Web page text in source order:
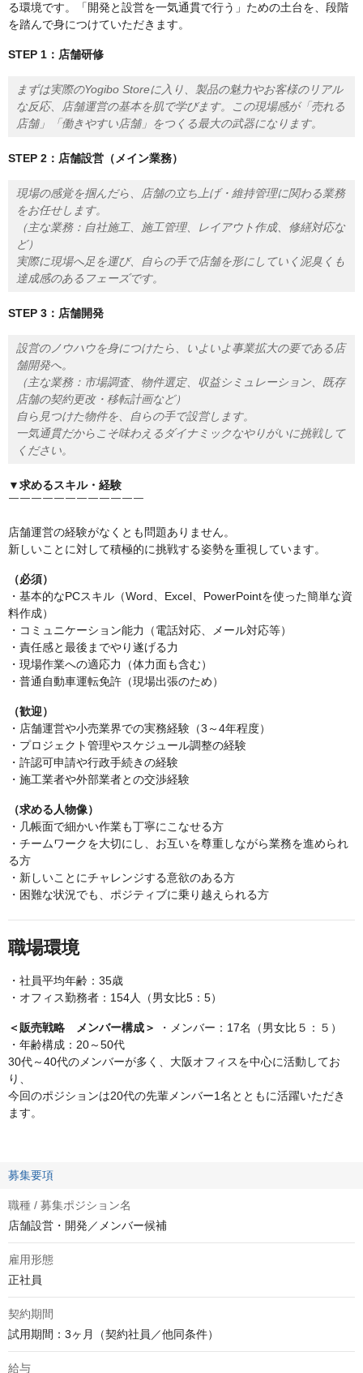
る環境です。「開発と設営を一気通貫で行う」ための土台を、段階
を踏んで身につけていただきます。
STEP 1：店舗研修
まずは実際のYogibo Storeに入り、製品の魅力やお客様のリアル
な反応、店舗運営の基本を肌で学びます。この現場感が「売れる
店舗」「働きやすい店舗」をつくる最大の武器になります。
STEP 2：店舗設営（メイン業務）
現場の感覚を掴んだら、店舗の立ち上げ・維持管理に関わる業務
をお任せします。
（主な業務：自社施工、施工管理、レイアウト作成、修繕対応な
ど）
実際に現場へ足を運び、自らの手で店舗を形にしていく泥臭くも
達成感のあるフェーズです。
STEP 3：店舗開発
設営のノウハウを身につけたら、いよいよ事業拡大の要である店
舗開発へ。
（主な業務：市場調査、物件選定、収益シミュレーション、既存
店舗の契約更改・移転計画など）
自ら見つけた物件を、自らの手で設営します。
一気通貫だからこそ味わえるダイナミックなやりがいに挑戦して
ください。
▼求めるスキル・経験
￣￣￣￣￣￣￣￣￣￣￣￣
店舗運営の経験がなくとも問題ありません。
新しいことに対して積極的に挑戦する姿勢を重視しています。
（必須）
・基本的なPCスキル（Word、Excel、PowerPointを使った簡単な資
料作成）
・コミュニケーション能力（電話対応、メール対応等）
・責任感と最後までやり遂げる力
・現場作業への適応力（体力面も含む）
・普通自動車運転免許（現場出張のため）
（歓迎）
・店舗運営や小売業界での実務経験（3～4年程度）
・プロジェクト管理やスケジュール調整の経験
・許認可申請や行政手続きの経験
・施工業者や外部業者との交渉経験
（求める人物像）
・几帳面で細かい作業も丁寧にこなせる方
・チームワークを大切にし、お互いを尊重しながら業務を進められ
る方
・新しいことにチャレンジする意欲のある方
・困難な状況でも、ポジティブに乗り越えられる方
職場環境
・社員平均年齢：35歳
・オフィス勤務者：154人（男女比5：5）
＜販売戦略 メンバー構成＞
・メンバー：17名（男女比５：５）
・年齢構成：20～50代
30代～40代のメンバーが多く、大阪オフィスを中心に活動してお
り、
今回のポジションは20代の先輩メンバー1名とともに活躍いただき
ます。
募集要項
職種 / 募集ポジション名
店舗設営・開発／メンバー候補
雇用形態
正社員
契約期間
試用期間：3ヶ月（契約社員／他同条件）
給与